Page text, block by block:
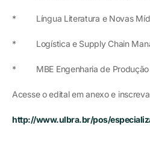
* Língua Literatura e Novas
* Logística e Supply Chain
* MBE Engenharia de Produção
Acesse o edital em anexo e
http://www.ulbra.br/pos/